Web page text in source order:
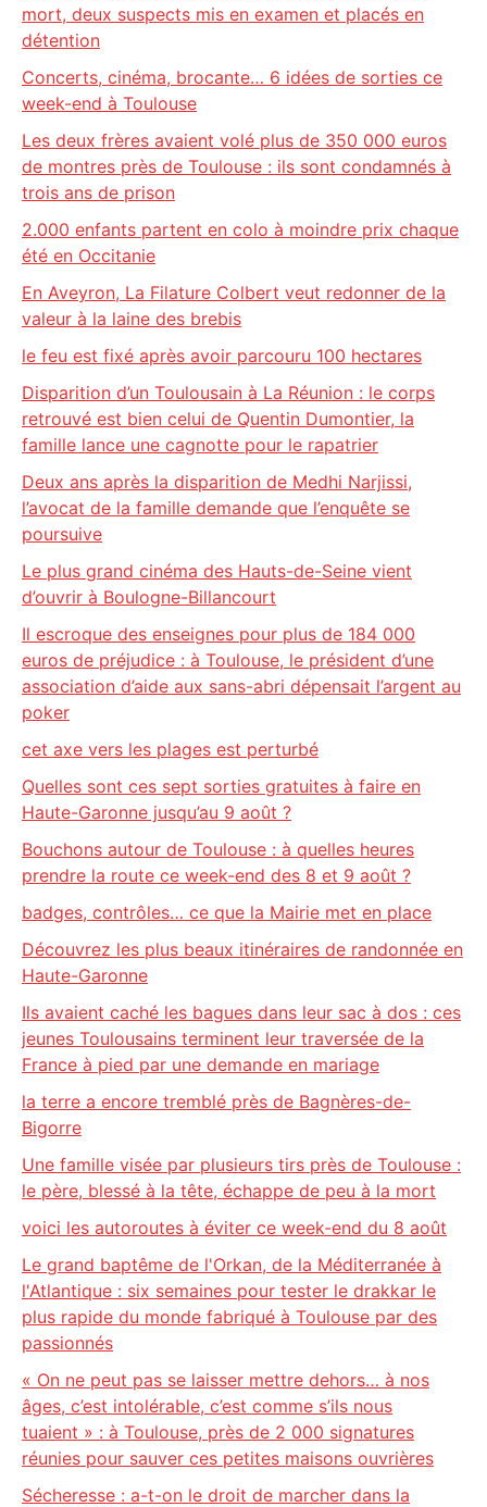
mort, deux suspects mis en examen et placés en
détention
Concerts, cinéma, brocante… 6 idées de sorties ce
week-end à Toulouse
Les deux frères avaient volé plus de 350 000 euros
de montres près de Toulouse : ils sont condamnés à
trois ans de prison
2.000 enfants partent en colo à moindre prix chaque
été en Occitanie
En Aveyron, La Filature Colbert veut redonner de la
valeur à la laine des brebis
le feu est fixé après avoir parcouru 100 hectares
Disparition d’un Toulousain à La Réunion : le corps
retrouvé est bien celui de Quentin Dumontier, la
famille lance une cagnotte pour le rapatrier
Deux ans après la disparition de Medhi Narjissi,
l’avocat de la famille demande que l’enquête se
poursuive
Le plus grand cinéma des Hauts-de-Seine vient
d’ouvrir à Boulogne-Billancourt
Il escroque des enseignes pour plus de 184 000
euros de préjudice : à Toulouse, le président d’une
association d’aide aux sans-abri dépensait l’argent au
poker
cet axe vers les plages est perturbé
Quelles sont ces sept sorties gratuites à faire en
Haute-Garonne jusqu’au 9 août ?
Bouchons autour de Toulouse : à quelles heures
prendre la route ce week-end des 8 et 9 août ?
badges, contrôles… ce que la Mairie met en place
Découvrez les plus beaux itinéraires de randonnée en
Haute-Garonne
Ils avaient caché les bagues dans leur sac à dos : ces
jeunes Toulousains terminent leur traversée de la
France à pied par une demande en mariage
la terre a encore tremblé près de Bagnères-de-
Bigorre
Une famille visée par plusieurs tirs près de Toulouse :
le père, blessé à la tête, échappe de peu à la mort
voici les autoroutes à éviter ce week-end du 8 août
Le grand baptême de l'Orkan, de la Méditerranée à
l'Atlantique : six semaines pour tester le drakkar le
plus rapide du monde fabriqué à Toulouse par des
passionnés
« On ne peut pas se laisser mettre dehors… à nos
âges, c’est intolérable, c’est comme s’ils nous
tuaient » : à Toulouse, près de 2 000 signatures
réunies pour sauver ces petites maisons ouvrières
Sécheresse : a-t-on le droit de marcher dans la